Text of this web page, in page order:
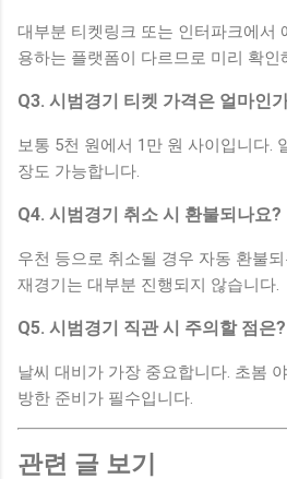
대부분 티켓링크 또는 인터파크에서
용하는 플랫폼이 다르므로 미리 확인
Q3. 시범경기 티켓 가격은 얼마인
보통 5천 원에서 1만 원 사이입니다.
장도 가능합니다.
Q4. 시범경기 취소 시 환불되나요?
우천 등으로 취소될 경우 자동 환불
재경기는 대부분 진행되지 않습니다.
Q5. 시범경기 직관 시 주의할 점은?
날씨 대비가 가장 중요합니다. 초봄
방한 준비가 필수입니다.
관련 글 보기